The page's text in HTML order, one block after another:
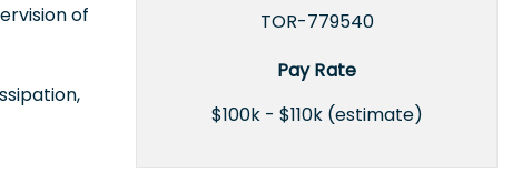
TOR-779540
Pay Rate
$100k - $110k (estimate)
of